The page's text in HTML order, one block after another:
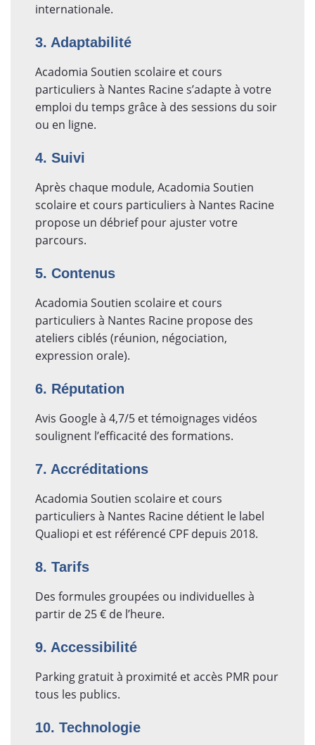
internationale.
3. Adaptabilité
Acadomia Soutien scolaire et cours
particuliers à Nantes Racine s’adapte à votre
emploi du temps grâce à des sessions du soir
ou en ligne.
4. Suivi
Après chaque module, Acadomia Soutien
scolaire et cours particuliers à Nantes Racine
propose un débrief pour ajuster votre
parcours.
5. Contenus
Acadomia Soutien scolaire et cours
particuliers à Nantes Racine propose des
ateliers ciblés (réunion, négociation,
expression orale).
6. Réputation
Avis Google à 4,7/5 et témoignages vidéos
soulignent l’efficacité des formations.
7. Accréditations
Acadomia Soutien scolaire et cours
particuliers à Nantes Racine détient le label
Qualiopi et est référencé CPF depuis 2018.
8. Tarifs
Des formules groupées ou individuelles à
partir de 25 € de l’heure.
9. Accessibilité
Parking gratuit à proximité et accès PMR pour
tous les publics.
10. Technologie